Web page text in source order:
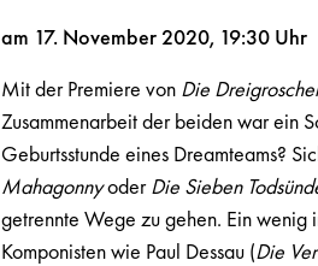
am 17. November 2020, 19:30 Uhr
Mit der Premiere von Die
Zusammenarbeit der beiden war ein
Geburtsstunde eines Dreamteams?
MahagonnyoderDie Sieben
getrennte Wege zu gehen. Ein wenig
Komponisten wie Paul Dessau (Die